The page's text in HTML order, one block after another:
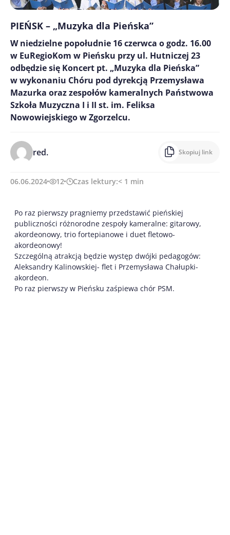
PIEŃSK – „Muzyka dla Pieńska”
W niedzielne popołudnie 16 czerwca o godz. 16.00
w EuRegioKom w Pieńsku przy ul. Hutniczej 23
odbędzie się Koncert pt. „Muzyka dla Pieńska”
w wykonaniu Chóru pod dyrekcją Przemysława
Mazurka oraz zespołów kameralnych Państwowa
Szkoła Muzyczna I i II st. im. Feliksa
Nowowiejskiego w Zgorzelcu.
red. Skopiuj link
06.06.2024 12 Czas lektury:< 1 min
Po raz pierwszy pragniemy przedstawić pieńskiej
publiczności różnorodne zespoły kameralne: gitarowy,
akordeonowy, trio fortepianowe i duet fletowo-
akordeonowy!
Szczególną atrakcją będzie występ dwójki pedagogów:
Aleksandry Kalinowskiej- flet i Przemysława Chałupki-
akordeon.
Po raz pierwszy w Pieńsku zaśpiewa chór PSM.